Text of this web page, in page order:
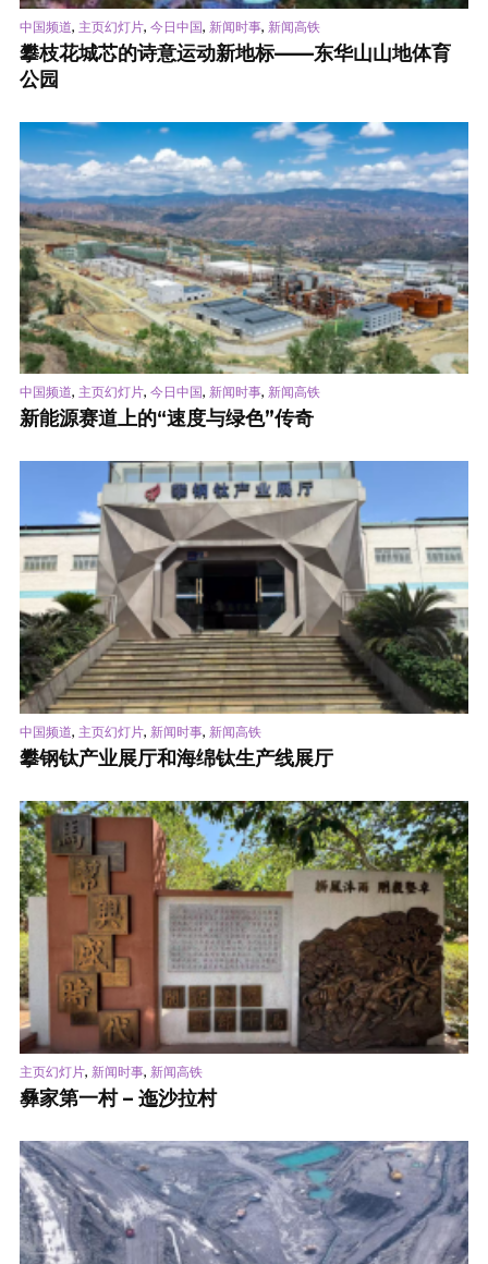
中国频道, 主页幻灯片, 今日中国, 新闻时事, 新闻高铁
攀枝花城芯的诗意运动新地标——东华山山地体育
公园
中国频道, 主页幻灯片, 今日中国, 新闻时事, 新闻高铁
新能源赛道上的“速度与绿色”传奇
中国频道, 主页幻灯片, 新闻时事, 新闻高铁
攀钢钛产业展厅和海绵钛生产线展厅
主页幻灯片, 新闻时事, 新闻高铁
彝家第一村 – 迤沙拉村